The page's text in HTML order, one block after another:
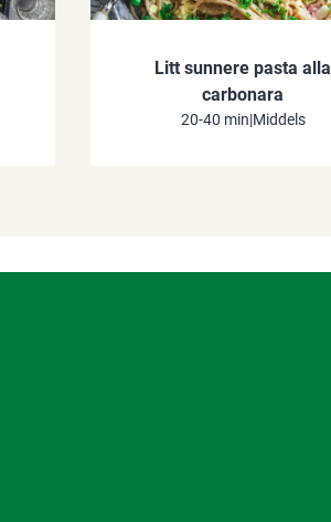
Litt sunnere pasta alla
carbonara
20-40 min|Middels